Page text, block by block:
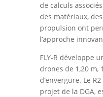
de calculs
des matériaux,
propulsion ont
l’approche
FLY-R développe
drones de 1,20 m,
d’envergure. Le
projet de la DGA,